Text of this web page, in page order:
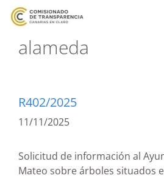
alameda
R402/2025
11/11/2025
Solicitud de información al
Mateo sobre árboles situados